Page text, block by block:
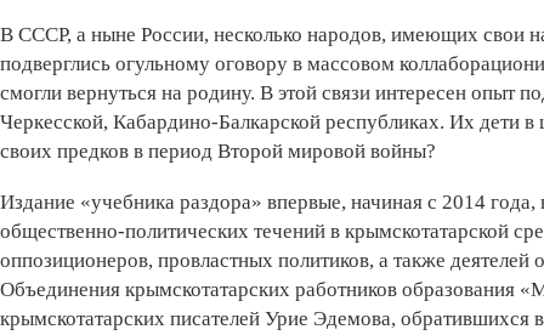
В СССР, а ныне России, несколько народов, имеющих свои
подверглись огульному оговору в массовом
смогли вернуться на родину. В этой связи интересен опыт
Черкесской, Кабардино-Балкарской республиках. Их дети
своих предков в период Второй мировой войны?
Издание «учебника раздора» впервые, начиная с 2014
общественно-политических течений в крымскотатарской
оппозиционеров, провластных политиков, а также деятелей
Объединения крымскотатарских работников образования
крымскотатарских писателей Урие Эдемова, обратившихся